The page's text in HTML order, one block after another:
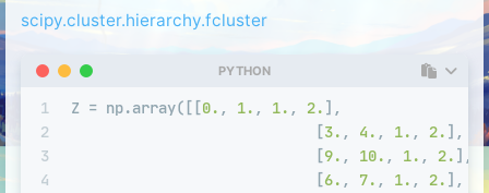
scipy.cluster.hierarchy.fcluster
PYTHON
1
2
3
4
Z = np.array([[0. , 1. , 1. , 2. ],
                            [
3. , 4. , 1. , 2. ],
                            [
9. , 10. , 1. , 2. ],
                            [
6. , 7. , 1. , 2. ],